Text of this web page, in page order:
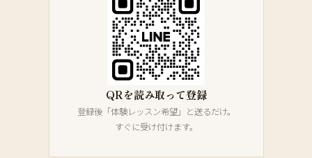
QRを読み取って登録
登録後「体験レッスン希望」と送るだけ。
すぐに受け付けます。